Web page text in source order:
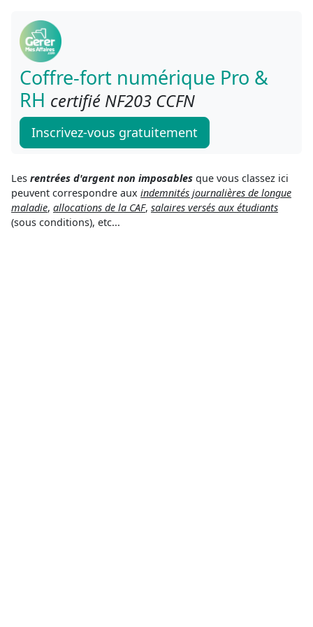
Coffre-fort numérique Pro &
RH certifié NF203 CCFN
Inscrivez-vous gratuitement
Les rentrées d'argent non imposables que vous classez ici
peuvent correspondre aux indemnités journalières de longue
maladie, allocations de la CAF, salaires versés aux étudiants
(sous conditions), etc...